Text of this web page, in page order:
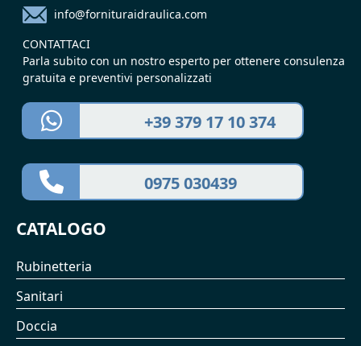
info@fornituraidraulica.com
CONTATTACI
Parla subito con un nostro esperto per ottenere consulenza
gratuita e preventivi personalizzati
+39 379 17 10 374
0975 030439
CATALOGO
Rubinetteria
Sanitari
Doccia